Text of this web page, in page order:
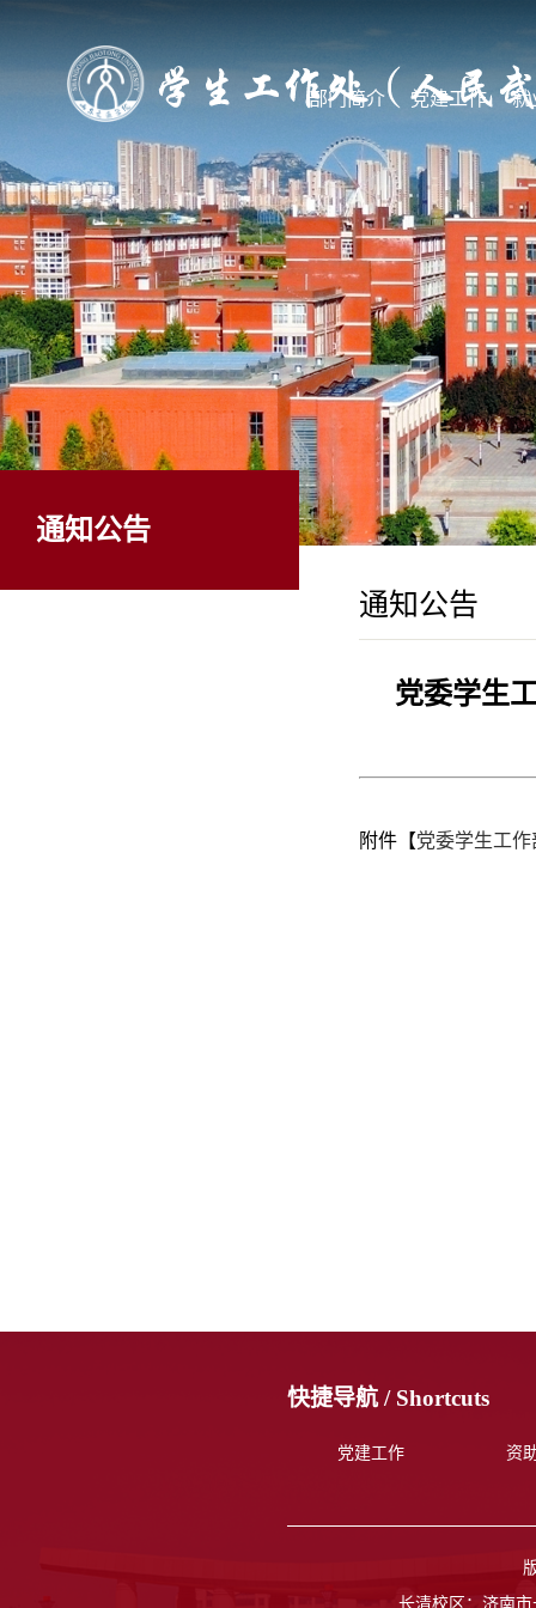
部门简介 党建工作 就
通知公告
通知公告
党委学生
附件【党委学生工
快捷导航 / Shortcuts
党建工作 资
长清校区：济南